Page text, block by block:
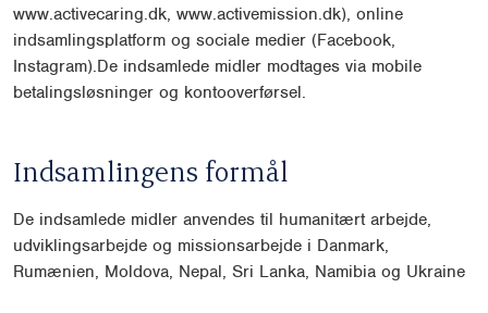
www.activecaring.dk, www.activemission.dk), online
indsamlingsplatform og sociale medier (Facebook,
Instagram).De indsamlede midler modtages via mobile
betalingsløsninger og kontooverførsel.
Indsamlingens formål
De indsamlede midler anvendes til humanitært arbejde,
udviklingsarbejde og missionsarbejde i Danmark,
Rumænien, Moldova, Nepal, Sri Lanka, Namibia og Ukraine